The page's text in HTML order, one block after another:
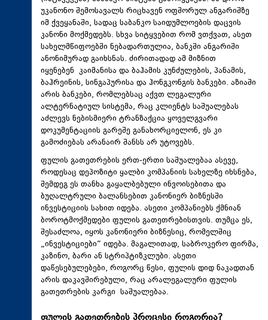
უკანონო შემოსავალს რიცხავენ ოფშორულ ანგარიშზე
იმ ქვეყანაში, სადაც საბანკო საიდუმლოების დაცვის
კანონი მოქმედებს. სხვა სიტყვებით რომ ვთქვათ, ასეთ
სახელმწიფოებში ნებადართულია, ბანკში ანგარიში
ანონიმურად გაიხსნას. ძირითადად ამ მიზნით
იყენებენ კაიმანისა და ბაჰამის კუნძულების, პანამის,
ბაჰრეინის, სინგაპურისა და ჰონგკონგის ბანკები. აზიაში
არის ბანკები, რომლებსაც აქვთ ლეგალური
ალტერნატიულ სისტემა, რაც კლიენტს საშუალებას
აძლევს ნებისმიერი ტრანზაქცია ყოველგვარი
დოკუმენტაციის გარეშე განახორციელონ, ეს კი
გამოძიებას არანაირ შანსს არ უტოვებს.
ფულის გათეთრების ერთ-ერთი საშუალებაა ასევე,
როდესაც დეპოზიტი ყალბი კომპანიის სახელზე იხსნება,
შემდეგ ეს თანხა გაყალბებული ინვოისებითა და
ბუღალტრული ბალანსებით კანონიერ ბიზნესში
ინვესტიციის სახით იდება. ასეთი კომპანიებს ქმნიან
ბოროტმოქმედები ფულის გათეთრებისთვის. თუმცა ეს,
შესაძლოა, იყოს კანონიერი ბიზნესიც, რომელშიც
„ინვესტიციები“ იდება. მაგალითად, საბროკერო ფირმა,
კაზინო, ბარი ან სტრიპტიზკლუბი. ასეთი
დაწესებულებები, როგორც წესი, ფულის დიდ ნაკადთან
არის დაკავშირებული, რაც არალეგალური ფულის
გათეთრების კარგი საშუალებაა.